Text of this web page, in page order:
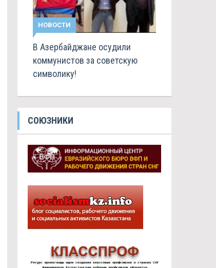
НОВОСТИ
В Азербайджане осудили
коммунистов за советскую
символику!
СОЮЗНИКИ